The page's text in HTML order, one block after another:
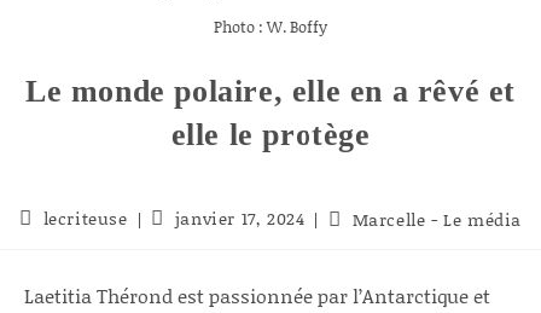
Photo : W. Boffy
Le monde polaire, elle en a rêvé et
elle le protège
Auteur/autrice
publication :
lecriteuse
Publication
janvier 17, 2024
PostMarcelle - Le média
Laetitia Thérond est passionnée par l’Antarctique et